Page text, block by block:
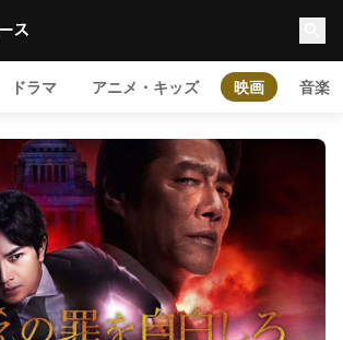
ドラマ アニメ・キッズ 映画 音楽